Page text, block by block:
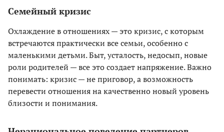
Семейный кризис
Охлаждение в отношениях — это кризис, с которым
встречаются практически все семьи, особенно с
маленькими детьми. Быт, усталость, недосып, новые
роли родителей — все это создает напряжение. Важно
понимать: кризис — не приговор, а возможность
перевести отношения на качественно новый уровень
близости и понимания.